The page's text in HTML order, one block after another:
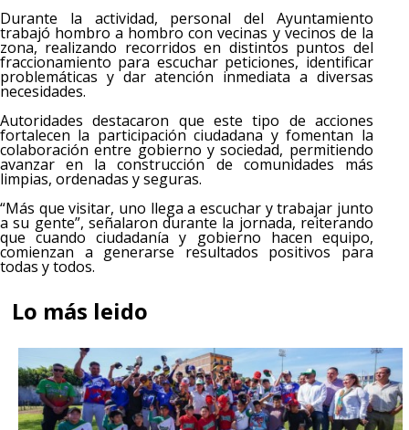
Durante la actividad, personal del Ayuntamiento
trabajó hombro a hombro con vecinas y vecinos de la
zona, realizando recorridos en distintos puntos del
fraccionamiento para escuchar peticiones, identificar
problemáticas y dar atención inmediata a diversas
necesidades.
Autoridades destacaron que este tipo de acciones
fortalecen la participación ciudadana y fomentan la
colaboración entre gobierno y sociedad, permitiendo
avanzar en la construcción de comunidades más
limpias, ordenadas y seguras.
“Más que visitar, uno llega a escuchar y trabajar junto
a su gente”, señalaron durante la jornada, reiterando
que cuando ciudadanía y gobierno hacen equipo,
comienzan a generarse resultados positivos para
todas y todos.
Lo más leido